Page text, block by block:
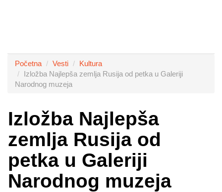
Početna Vesti
Kultura
Izložba Najlepša zemlja Rusija od petka u Galeriji
Narodnog muzeja
Izložba Najlepša
zemlja Rusija od
petka u Galeriji
Narodnog muzeja